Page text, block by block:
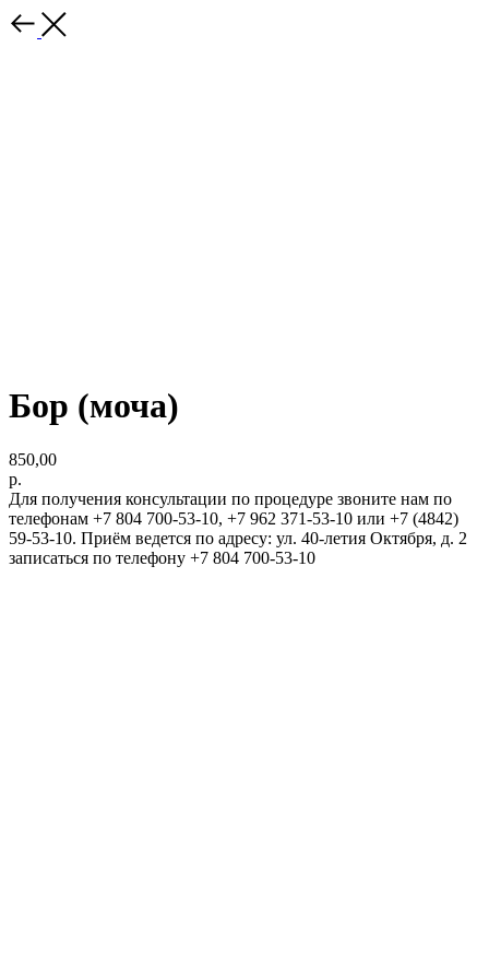
Бор (моча)
850,00
р.
Для получения консультации по процедуре звоните нам по
телефонам +7 804 700-53-10, +7 962 371-53-10 или +7 (4842)
59-53-10. Приём ведется по адресу: ул. 40-летия Октября, д. 2
записаться по телефону +7 804 700-53-10